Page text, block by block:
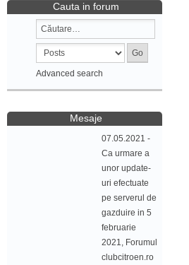
Cauta in forum
Advanced search
Mesaje
07.05.2021 -
Ca urmare a
unor update-
uri efectuate
pe serverul de
gazduire in 5
februarie
2021, Forumul
clubcitroen.ro